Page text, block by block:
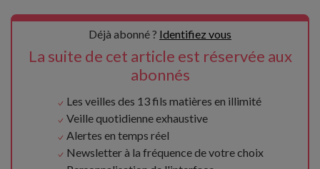
Déjà abonné ? Identifiez vous
La suite de cet article est réservée aux
abonnés
Les veilles des 13 fils matières en illimité
Veille quotidienne exhaustive
Alertes en temps réel
Newsletter à la fréquence de votre choix